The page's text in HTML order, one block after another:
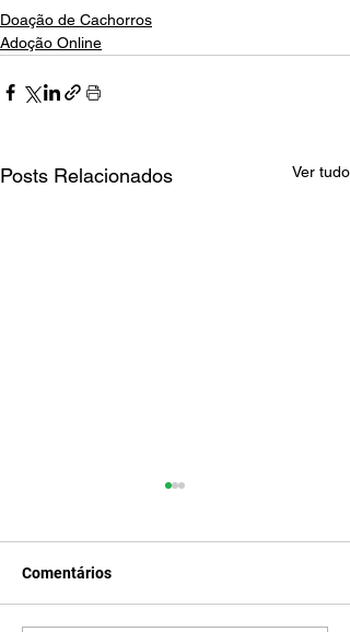
Doação de Cachorros
Adoção Online
Posts Relacionados Ver tudo
Comentários